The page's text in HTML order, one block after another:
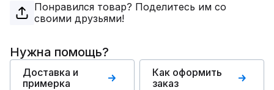
Понравился товар? Поделитесь им со
своими друзьями!
Нужна помощь?
Доставка и
примерка
Как оформить
заказ